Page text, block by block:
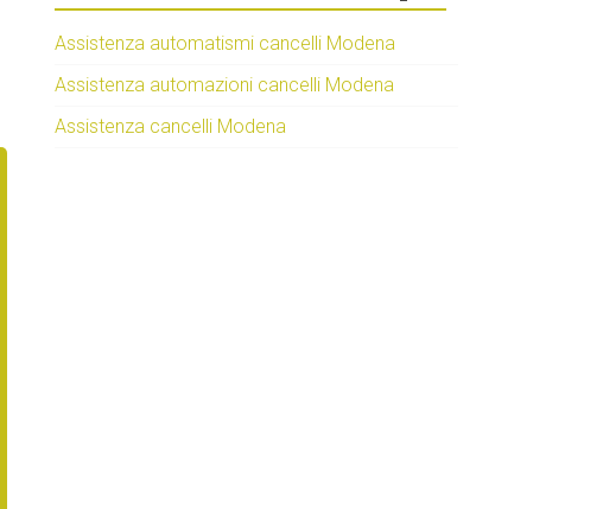
Assistenza automatismi cancelli Modena
Assistenza automazioni cancelli Modena
Assistenza cancelli Modena